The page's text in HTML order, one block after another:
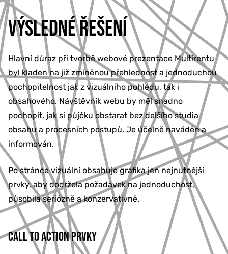
VÝSLEDNÉ ŘEŠENÍ
Hlavní důraz při tvorbě webové prezentace Multirentu
byl kladen na již zmíněnou přehlednost a jednoduchou
pochopitelnost jak z vizuálního pohledu, tak i
obsahového. Návštěvník webu by měl snadno
pochopit, jak si půjčku obstarat bez delšího studia
obsahu a procesních postupů. Je účelně naváděn a
informován.
Po stránce vizuální obsahuje grafika jen nejnutnější
prvky, aby dodržela požadavek na jednoduchost,
působila seriózně a konzervativně.
CALL TO ACTION PRVKY